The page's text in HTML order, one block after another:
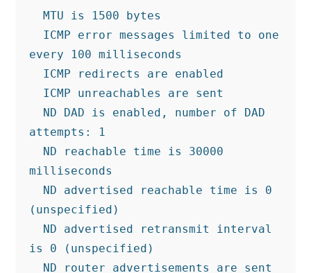
  MTU is 1500 bytes
every 100 milliseconds
attempts: 1
milliseconds
(unspecified)
is 0 (unspecified)